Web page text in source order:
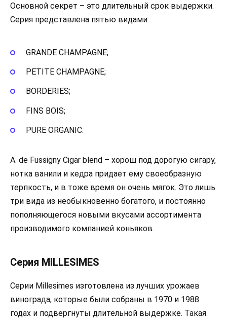
Основной секрет – это длительный срок выдержки.
Серия представлена пятью видами:
GRANDE CHAMPAGNE;
PETITE CHAMPAGNE;
BORDERIES;
FINS BOIS;
PURE ORGANIC.
A. de Fussigny Cigar blend – хорош под дорогую сигару,
нотка ванили и кедра придает ему своеобразную
терпкость, и в тоже время он очень мягок. Это лишь
три вида из необыкновенно богатого, и постоянно
пополняющегося новыми вкусами ассортимента
производимого компанией коньяков.
Серия MILLESIMES
Серии Millesimes изготовлена из лучших урожаев
винограда, которые были собраны в 1970 и 1988
годах и подвергнуты длительной выдержке. Такая